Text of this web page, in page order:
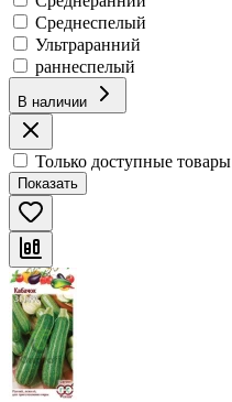
Среднеспелый
Ультраранний
раннеспелый
В наличии
Только доступные товары
Показать